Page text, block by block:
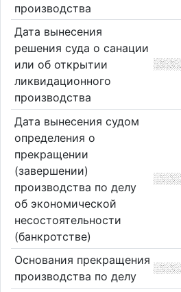
производства
Дата вынесения
решения суда о санации
или об открытии
ликвидационного
производства
Дата вынесения судом
определения о
прекращении
(завершении)
производства по делу
об экономической
несостоятельности
(банкротстве)
Основания прекращения
производства по делу